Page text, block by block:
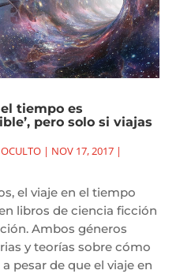
tiempo es
pero solo si viajas
| NOV 17, 2017|
el viaje en el tiempo
libros de ciencia ficción
Ambos géneros
y teorías sobre cómo
pesar de que el viaje en